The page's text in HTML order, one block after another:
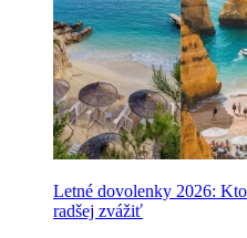
Letné dovolenky 2026:
radšej zvážiť